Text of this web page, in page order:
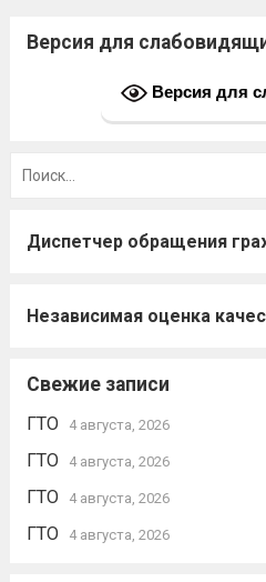
Версия для
Версия для
Диспетчер обращения
Независимая оценка
Свежие записи
ГТО 4 августа, 2026
ГТО 4 августа, 2026
ГТО 4 августа, 2026
ГТО 4 августа, 2026